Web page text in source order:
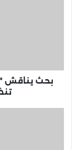
بحث يناقش